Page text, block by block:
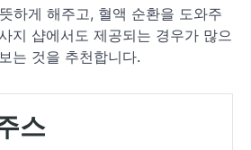
하게 해주고, 혈액 순환을 도와주
지 샵에서도 제공되는 경우가 많으
는 것을 추천합니다.
스